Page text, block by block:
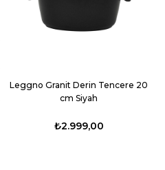
Leggno Granit Derin Tencere 20
cm Siyah
₺2.999,00